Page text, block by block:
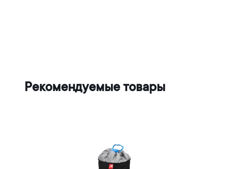
Рекомендуемые товары